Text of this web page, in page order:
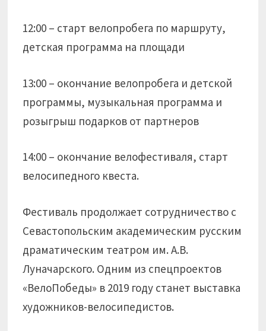
12:00 – старт велопробега по маршруту,
детская программа на площади
13:00 – окончание велопробега и детской
программы, музыкальная программа и
розыгрыш подарков от партнеров
14:00 – окончание велофестиваля, старт
велосипедного квеста.
Фестиваль продолжает сотрудничество с
Севастопольским академическим русским
драматическим театром им. А.В.
Луначарского. Одним из спецпроектов
«ВелоПобеды» в 2019 году станет выставка
художников-велосипедистов.